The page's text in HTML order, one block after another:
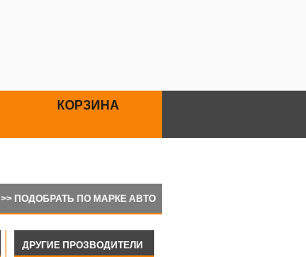
КОРЗИНА
>> ПОДОБРАТЬ ПО МАРКЕ АВТО
ДРУГИЕ ПРОЗВОДИТЕЛИ